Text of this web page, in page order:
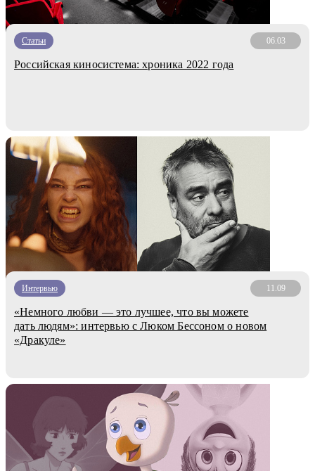
Статьи 06.03
Российская киносистема: хроника 2022 года
Интервью 11.09
«Немного любви — это лучшее, что вы можете
дать людям»: интервью с Люком Бессоном о новом
«Дракуле»